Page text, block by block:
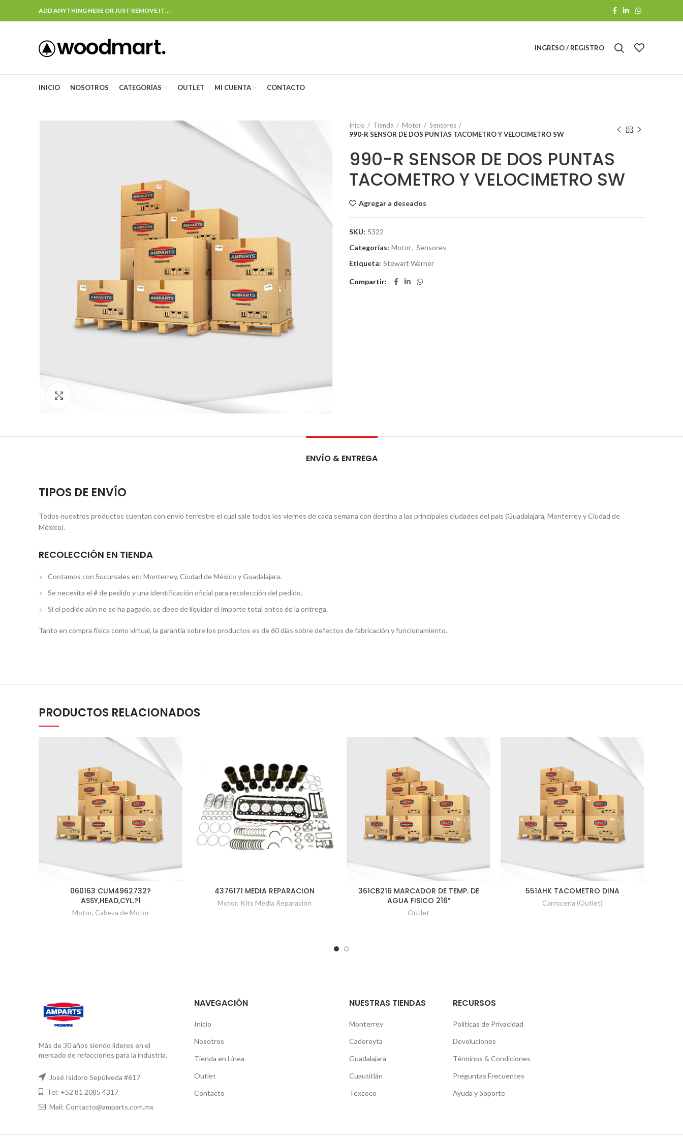
ADD ANYTHING HERE OR JUST REMOVE IT…
INGRESO / REGISTRO
INICIO NOSOTROS CATEGORÍAS OUTLET MI CUENTA CONTACTO
Inicio Tienda Motor
Sensores
990-R SENSOR DE DOS PUNTAS TACOMETRO Y VELOCIMETRO SW
990-R SENSOR DE DOS PUNTAS
TACOMETRO Y VELOCIMETRO SW
Agregar a deseados
SKU: 5322
Categorías: Motor, Sensores
Etiqueta: Stewart Warner
Compartir
ENVÍO & ENTREGA
TIPOS DE ENVÍO
Todos nuestros productos cuentan con envío terrestre el cual sale todos los viernes de cada semana con destino a las principales ciudades del país (Guadalajara, Monterrey y Ciudad de
México).
RECOLECCIÓN EN TIENDA
Contamos con Sucursales en: Monterrey, Ciudad de México y Guadalajara.
Se necesita el # de pedido y una identificación oficial para recolección del pedido.
Si el pedido aún no se ha pagado, se dbee de liquidar el importe total entes de la entrega.
Tanto en compra física como virtual, la garantía sobre los productos es de 60 días sobre defectos de fabricación y funcionamiento.
PRODUCTOS RELACIONADOS
060163 CUM4962732?
ASSY,HEAD,CYL.?1
Motor, Cabeza de Motor
4376171 MEDIA REPARACION
Motor, Kits Media Reparación
361CB216 MARCADOR DE TEMP. DE
AGUA FISICO 216″
Outlet
551AHK TACOMETRO DINA
Carrocería (Outlet)
Más de 30 años siendo líderes en el
mercado de refacciones para la industria.
José Isidoro Sepúlveda #617
Tel: +52 81 2085 4317
Mail: Contacto@amparts.com.mx
NAVEGACIÓN
Inicio
Nosotros
Tienda en Línea
Outlet
Contacto
NUESTRAS TIENDAS
Monterrey
Cadereyta
Guadalajara
Cuautitlán
Texcoco
RECURSOS
Políticas de Privacidad
Devoluciones
Términos & Condiciones
Preguntas Frecuentes
Ayuda y Soporte